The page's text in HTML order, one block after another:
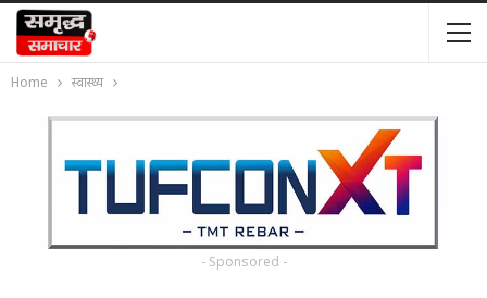
Home स्वास्थ्य
- Sponsored -